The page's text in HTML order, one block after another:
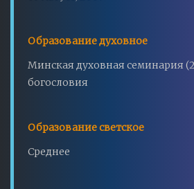
Образование духовное
Минская духовная семинария
богословия
Образование светское
Среднее